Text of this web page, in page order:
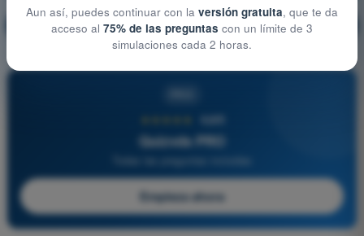
🔒 PRO Explicación de la pregunta
4,6/5
Quizvds PRO
Empieza ahora
Aun así, puedes continuar con la versión gratuita, que te da
acceso al 75% de las preguntas con un límite de 3
simulaciones cada 2 horas.